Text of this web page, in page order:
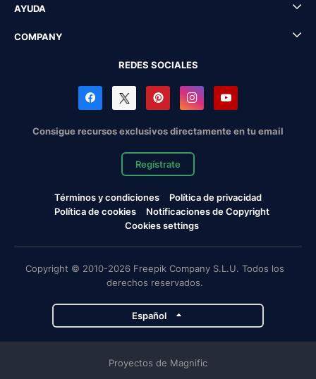
AYUDA
COMPANY
REDES SOCIALES
Consigue recursos exclusivos directamente en tu email
Regístrate
Términos y condiciones
Política de privacidad
Política de cookies
Notificaciones de Copyright
Cookies settings
Copyright © 2010-2026 Freepik Company S.L.U. Todos los
derechos reservados.
Español
Proyectos de Magnific